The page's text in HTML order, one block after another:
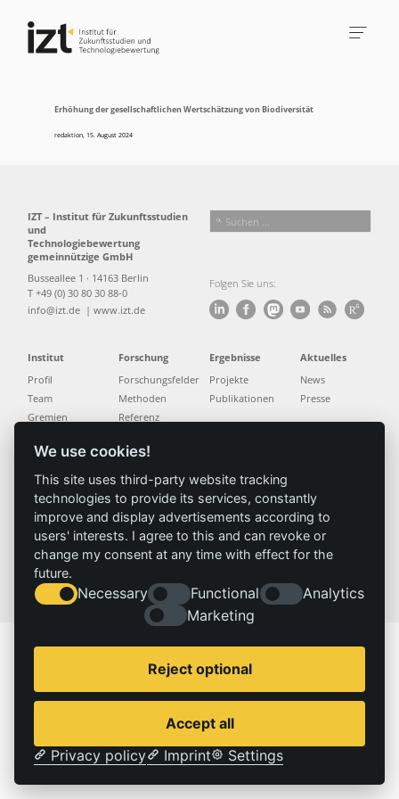
Erhöhung der gesellschaftlichen Wertschätzung von Biodiversität
redaktion,15. August 2024
We use cookies!
This site uses third-party website tracking
technologies to provide its services, constantly
improve and display advertisements according to
users' interests. I agree to this and can revoke or
change my consent at any time with effect for the
future.
Necessary Functional
Analytics
Marketing
Reject optional
Accept all
Privacy policy
Imprint Settings
IZT – Institut für Zukunftsstudien
und
Technologiebewertung
gemeinnützige GmbH
Busseallee 1 · 14163 Berlin
T +49 (0) 30 80 30 88-0
info@izt.de | www.izt.de
Institut
Profil
Team
Gremien
Forschung
Forschungsfelder
Methoden
Referenz
Ergebnisse
Projekte
Publikationen
Aktuelles
News
Presse
Service
Standorte
Stellenangebote
Impressum
Kontakt
Impressum
Datenschutzerklärung
Folgen Sie uns:
© 2026 | IZT – Institut für Zukunftsstudien und Technologiebewertung gemeinnützige GmbH